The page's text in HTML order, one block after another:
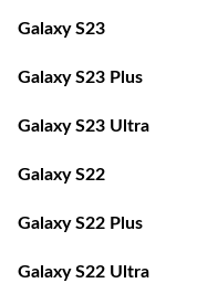
Galaxy S23
Galaxy S23 Plus
Galaxy S23 Ultra
Galaxy S22
Galaxy S22 Plus
Galaxy S22 Ultra